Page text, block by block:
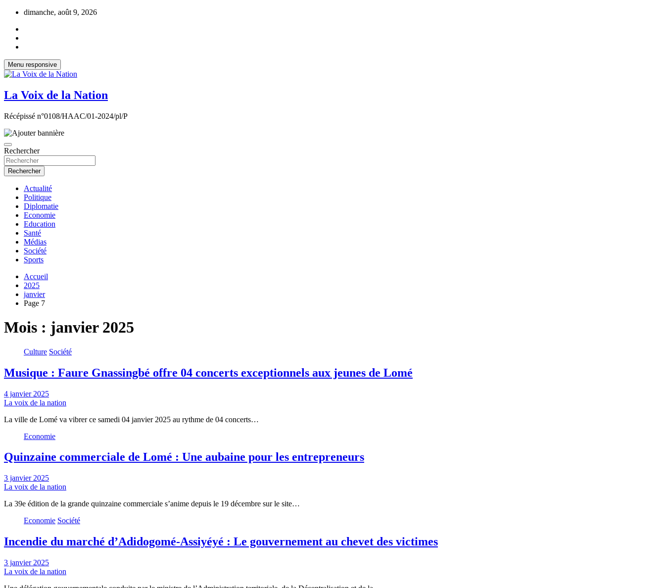
Aller
contenu
dimanche, août 9, 2026
Menu responsive
La Voix de la Nation
Récépissé n°0108/HAAC/01-2024/pl/P
Rechercher
Rechercher
Actualité
Politique
Diplomatie
Economie
Education
Santé
Médias
Société
Sports
Accueil
2025
janvier
Page 7
Mois : janvier 2025
Culture Société
Musique : Faure Gnassingbé offre 04 concerts exceptionnels aux jeunes de Lomé
4 janvier 2025
La voix de la nation
La ville de Lomé va vibrer ce samedi 04 janvier 2025 au rythme de 04 concerts…
Economie
Quinzaine commerciale de Lomé : Une aubaine pour les entrepreneurs
3 janvier 2025
La voix de la nation
La 39e édition de la grande quinzaine commerciale s’anime depuis le 19 décembre sur le site…
Economie Société
Incendie du marché d’Adidogomé-Assiyéyé : Le gouvernement au chevet des victimes
3 janvier 2025
La voix de la nation